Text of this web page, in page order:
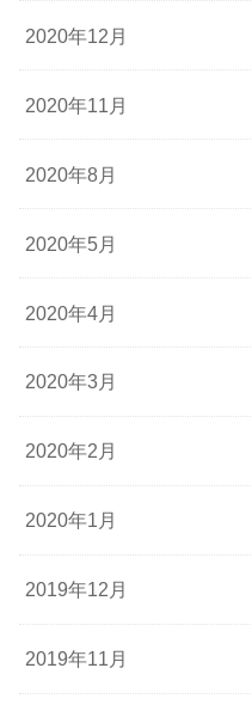
2020年12月
2020年11月
2020年8月
2020年5月
2020年4月
2020年3月
2020年2月
2020年1月
2019年12月
2019年11月